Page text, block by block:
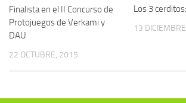
Finalista en el II Concurso de
Protojuegos de Verkami y
DAU
22 OCTUBRE, 2015
Los 3
13